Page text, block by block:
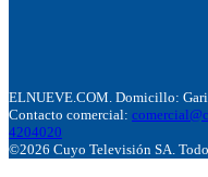
ELNUEVE.COM. Domicillo:
Contacto comercial:
4204020
©2026 Cuyo Televisión SA.